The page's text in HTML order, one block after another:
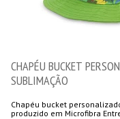
CHAPÉU BUCKET
SUBLIMAÇÃO
Chapéu bucket
produzido em Microfibra